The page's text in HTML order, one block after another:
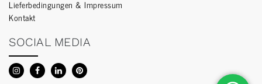
Lieferbedingungen & Impressum
Kontakt
SOCIAL MEDIA